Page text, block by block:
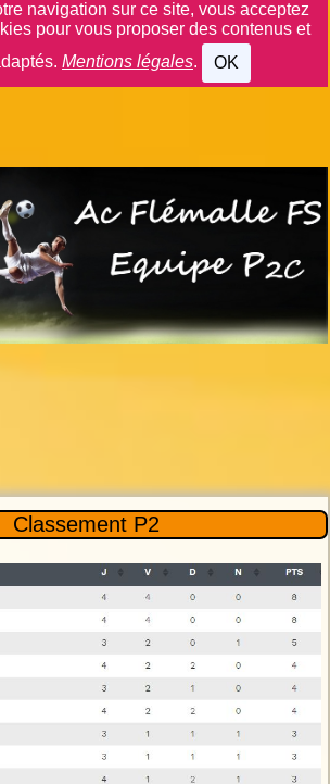
navigation sur ce site, vous acceptez
pour vous proposer des contenus et
Mentions légales. OK
Classement P2